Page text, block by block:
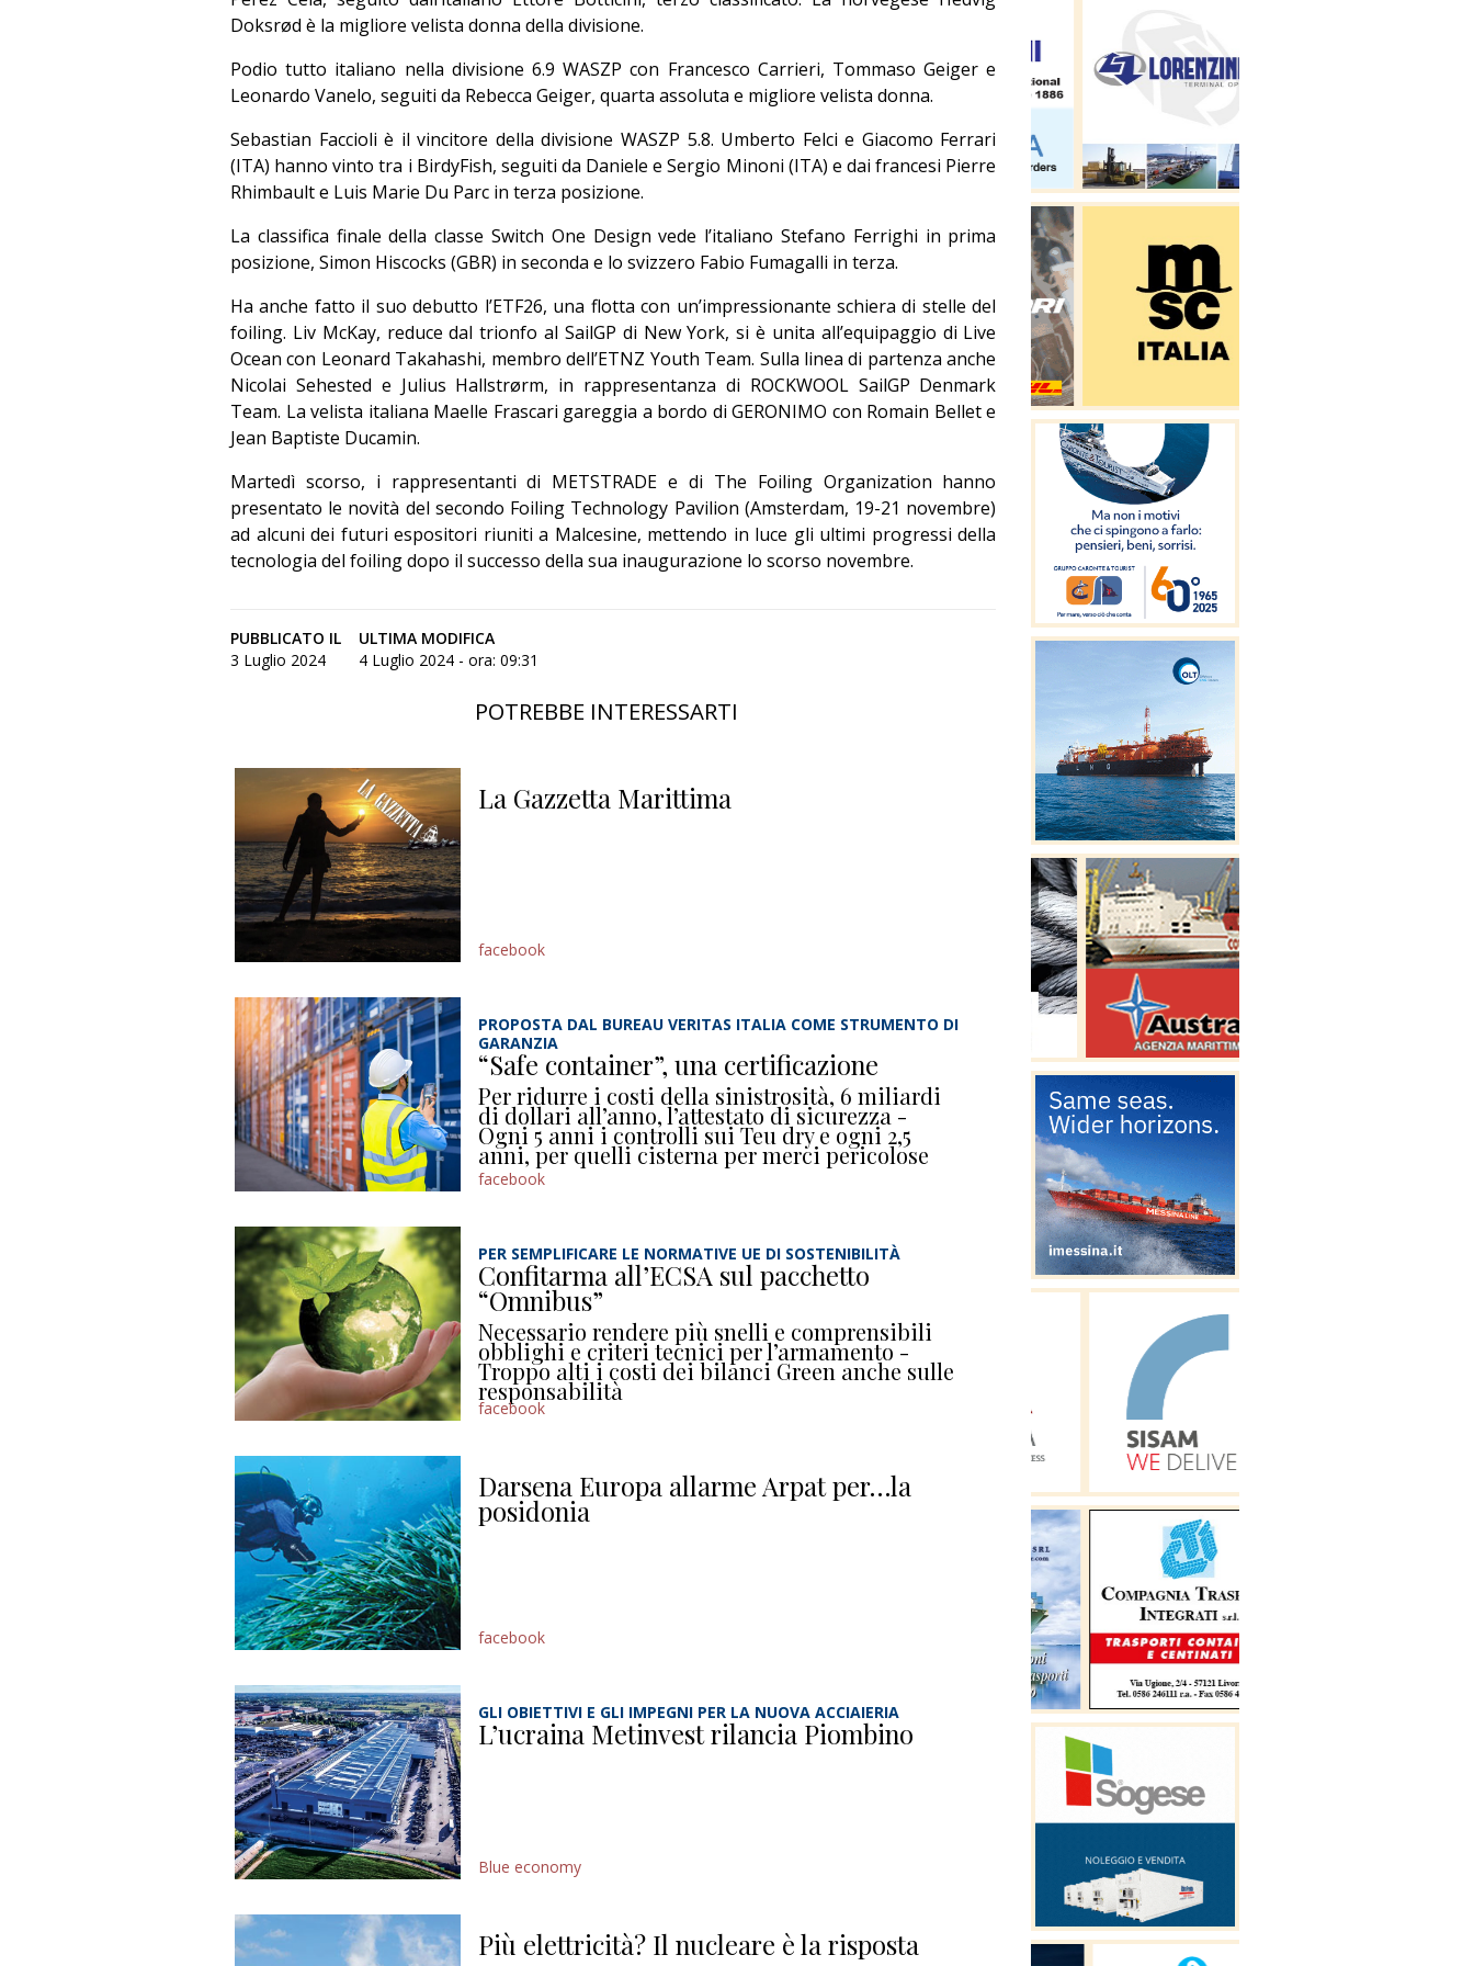
Doksrød è la migliore velista donna della divisione.
Podio tutto italiano nella divisione 6.9 WASZP con Francesco Carrieri, Tommaso Geiger e
Leonardo Vanelo, seguiti da Rebecca Geiger, quarta assoluta e migliore velista donna.
Sebastian Faccioli è il vincitore della divisione WASZP 5.8. Umberto Felci e Giacomo Ferrari
(ITA) hanno vinto tra i BirdyFish, seguiti da Daniele e Sergio Minoni (ITA) e dai francesi Pierre
Rhimbault e Luis Marie Du Parc in terza posizione.
La classifica finale della classe Switch One Design vede l’italiano Stefano Ferrighi in prima
posizione, Simon Hiscocks (GBR) in seconda e lo svizzero Fabio Fumagalli in terza.
Ha anche fatto il suo debutto l’ETF26, una flotta con un’impressionante schiera di stelle del
foiling. Liv McKay, reduce dal trionfo al SailGP di New York, si è unita all’equipaggio di Live
Ocean con Leonard Takahashi, membro dell’ETNZ Youth Team. Sulla linea di partenza anche
Nicolai Sehested e Julius Hallstrørm, in rappresentanza di ROCKWOOL SailGP Denmark
Team. La velista italiana Maelle Frascari gareggia a bordo di GERONIMO con Romain Bellet e
Jean Baptiste Ducamin.
Martedì scorso, i rappresentanti di METSTRADE e di The Foiling Organization hanno
presentato le novità del secondo Foiling Technology Pavilion (Amsterdam, 19-21 novembre)
ad alcuni dei futuri espositori riuniti a Malcesine, mettendo in luce gli ultimi progressi della
tecnologia del foiling dopo il successo della sua inaugurazione lo scorso novembre.
PUBBLICATO IL
3 Luglio 2024
ULTIMA MODIFICA
4 Luglio 2024 - ora: 09:31
POTREBBE INTERESSARTI
La Gazzetta Marittima
facebook
PROPOSTA DAL BUREAU VERITAS ITALIA COME STRUMENTO DI
GARANZIA
“Safe container”, una certificazione
Per ridurre i costi della sinistrosità, 6 miliardi
di dollari all’anno, l’attestato di sicurezza -
Ogni 5 anni i controlli sui Teu dry e ogni 2,5
anni, per quelli cisterna per merci pericolose
facebook
PER SEMPLIFICARE LE NORMATIVE UE DI SOSTENIBILITÀ
Confitarma all’ECSA sul pacchetto
“Omnibus”
Necessario rendere più snelli e comprensibili
obblighi e criteri tecnici per l’armamento -
Troppo alti i costi dei bilanci Green anche sulle
responsabilità
facebook
Darsena Europa allarme Arpat per…la
posidonia
facebook
GLI OBIETTIVI E GLI IMPEGNI PER LA NUOVA ACCIAIERIA
L’ucraina Metinvest rilancia Piombino
Blue economy
Più elettricità? Il nucleare è la risposta